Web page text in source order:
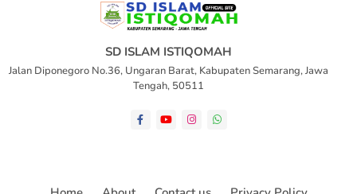
SD ISLAM ISTIQOMAH
Jalan Diponegoro No.36, Ungaran Barat, Kabupaten Semarang, Jawa
Tengah, 50511